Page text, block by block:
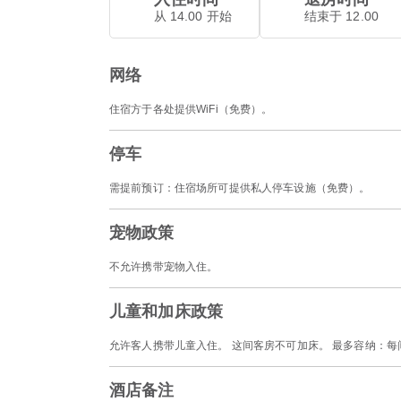
从 14.00 开始 结束于 12.00
网络
住宿方于各处提供WiFi（免费）。
停车
需提前预订：住宿场所可提供私人停车设施（免费）。
宠物政策
不允许携带宠物入住。
儿童和加床政策
允许客人携带儿童入住。 这间客房不可加床。 最多容纳：
酒店备注